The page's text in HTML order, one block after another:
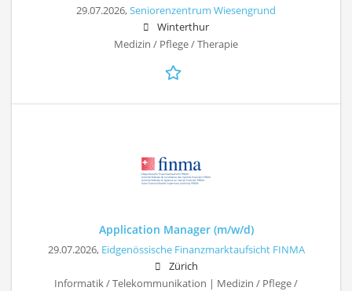
29.07.2026,Seniorenzentrum Wiesengrund
Winterthur
Medizin / Pflege / Therapie
Application Manager (m/w/d)
29.07.2026, Eidgenössische Finanzmarktaufsicht FINMA
Zürich
Informatik / Telekommunikation | Medizin / Pflege /